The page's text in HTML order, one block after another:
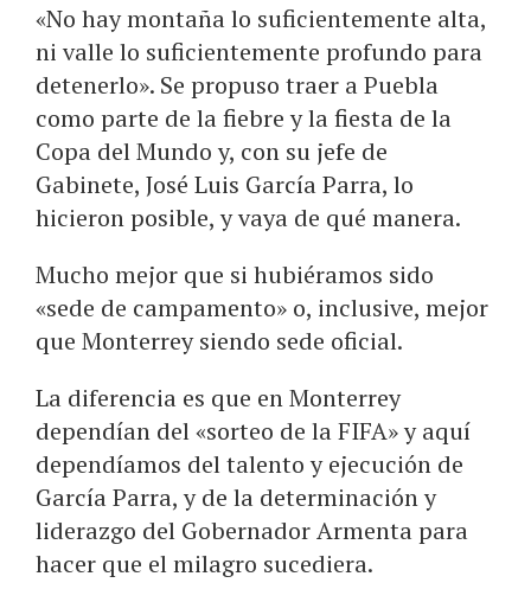
«No hay montaña lo suficientemente alta,
ni valle lo suficientemente profundo para
detenerlo». Se propuso traer a Puebla
como parte de la fiebre y la fiesta de la
Copa del Mundo y, con su jefe de
Gabinete, José Luis García Parra, lo
hicieron posible, y vaya de qué manera.
Mucho mejor que si hubiéramos sido
«sede de campamento» o, inclusive, mejor
que Monterrey siendo sede oficial.
La diferencia es que en Monterrey
dependían del «sorteo de la FIFA» y aquí
dependíamos del talento y ejecución de
García Parra, y de la determinación y
liderazgo del Gobernador Armenta para
hacer que el milagro sucediera.